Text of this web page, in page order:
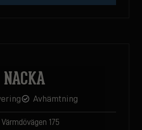
NACKA
Avhämtning
Värmdövägen 175